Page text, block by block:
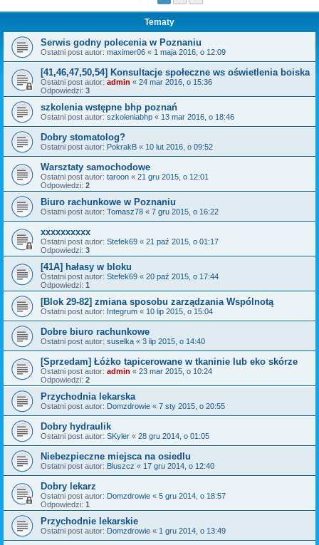
Tematy
Serwis godny polecenia w Poznaniu
Ostatni post autor: maximer06 « 1 maja 2016, o 12:09
[41,46,47,50,54] Konsultacje społeczne ws oświetlenia boiska
Ostatni post autor: admin « 24 mar 2016, o 15:36
Odpowiedzi: 3
szkolenia wstępne bhp poznań
Ostatni post autor: szkoleniabhp « 13 mar 2016, o 18:46
Dobry stomatolog?
Ostatni post autor: PokrakB « 10 lut 2016, o 09:52
Warsztaty samochodowe
Ostatni post autor: taroon « 21 gru 2015, o 12:01
Odpowiedzi: 2
Biuro rachunkowe w Poznaniu
Ostatni post autor: Tomasz78 « 7 gru 2015, o 16:22
xxxxxxxxxx
Ostatni post autor: Stefek69 « 21 paź 2015, o 01:17
Odpowiedzi: 3
[41A] hałasy w bloku
Ostatni post autor: Stefek69 « 20 paź 2015, o 17:44
Odpowiedzi: 1
[Blok 29-82] zmiana sposobu zarządzania Wspólnotą
Ostatni post autor: Integrum « 10 lip 2015, o 15:04
Dobre biuro rachunkowe
Ostatni post autor: suselka « 3 lip 2015, o 14:40
[Sprzedam] Łóżko tapicerowane w tkaninie lub eko skórze
Ostatni post autor: admin « 23 mar 2015, o 10:24
Odpowiedzi: 2
Przychodnia lekarska
Ostatni post autor: Domzdrowie « 7 sty 2015, o 20:55
Dobry hydraulik
Ostatni post autor: SKyler « 28 gru 2014, o 01:05
Niebezpieczne miejsca na osiedlu
Ostatni post autor: Bluszcz « 17 gru 2014, o 12:40
Dobry lekarz
Ostatni post autor: Domzdrowie « 5 gru 2014, o 18:57
Odpowiedzi: 1
Przychodnie lekarskie
Ostatni post autor: Domzdrowie « 1 gru 2014, o 13:49